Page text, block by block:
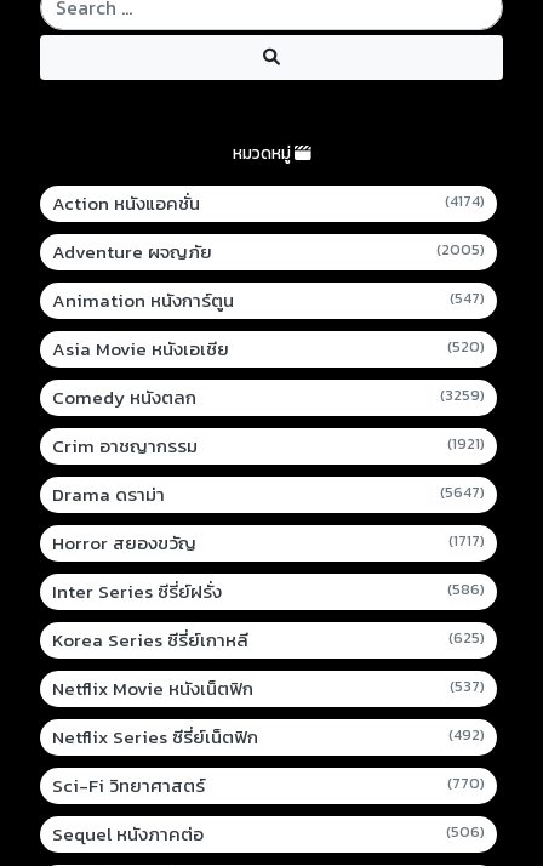
หมวดหมู่
Action หนังแอคชั่น (4174)
Adventure ผจญภัย (2005)
Animation หนังการ์ตูน (547)
Asia Movie หนังเอเชีย (520)
Comedy หนังตลก (3259)
Crim อาชญากรรม (1921)
Drama ดราม่า (5647)
Horror สยองขวัญ (1717)
Inter Series ซีรี่ย์ฝรั่ง (586)
Korea Series ซีรี่ย์เกาหลี (625)
Netflix Movie หนังเน็ตฟิก (537)
Netflix Series ซีรี่ย์เน็ตฟิก (492)
Sci-Fi วิทยาศาสตร์ (770)
Sequel หนังภาคต่อ (506)